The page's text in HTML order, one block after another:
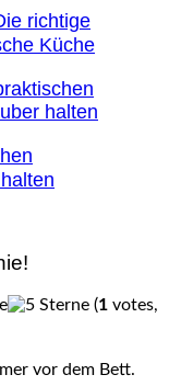
richtige
Küche
(1 votes,